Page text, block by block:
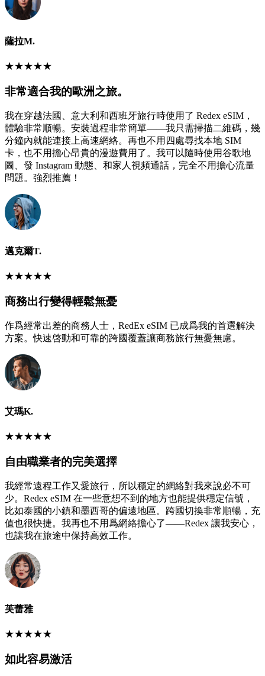
薩拉M.
★★★★★
非常適合我的歐洲之旅。
我在穿越法國、意大利和西班牙旅行時使用了 Redex eSIM，
體驗非常順暢。安裝過程非常簡單——我只需掃描二維碼，幾
分鐘內就能連接上高速網絡。再也不用四處尋找本地 SIM
卡，也不用擔心昂貴的漫遊費用了。我可以隨時使用谷歌地
圖、發 Instagram 動態、和家人視頻通話，完全不用擔心流量
問題。強烈推薦！
邁克爾T.
★★★★★
商務出行變得輕鬆無憂
作爲經常出差的商務人士，RedEx eSIM 已成爲我的首選解決
方案。快速啓動和可靠的跨國覆蓋讓商務旅行無憂無慮。
艾瑪K.
★★★★★
自由職業者的完美選擇
我經常遠程工作又愛旅行，所以穩定的網絡對我來說必不可
少。Redex eSIM 在一些意想不到的地方也能提供穩定信號，
比如泰國的小鎮和墨西哥的偏遠地區。跨國切換非常順暢，充
值也很快捷。我再也不用爲網絡擔心了——Redex 讓我安心，
也讓我在旅途中保持高效工作。
芙蕾雅
★★★★★
如此容易激活